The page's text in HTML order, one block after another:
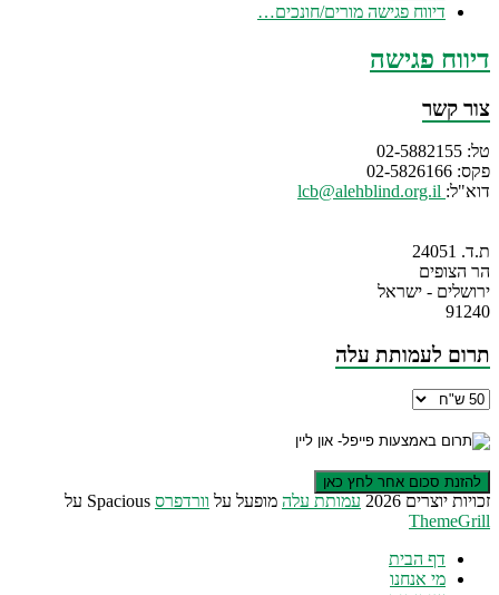
דיווח פגישה מורים/חונכים…
דיווח פגישה
צור קשר
טל: 02-5882155
פקס: 02-5826166
דוא"ל:
ת.ד. 24051
הר הצופים
ירושלים - ישראל
91240
תרום לעמותת עלה
זכויות יוצרים 2026 עמותת עלה מופעל על וורדפרס
ThemeGrill
דף הבית
מי אנחנו